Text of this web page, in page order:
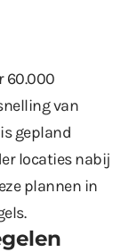
60.000
van
gepland
locaties nabij
plannen in